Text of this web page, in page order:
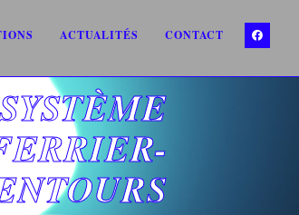
ACTUALITÉS CONTACT